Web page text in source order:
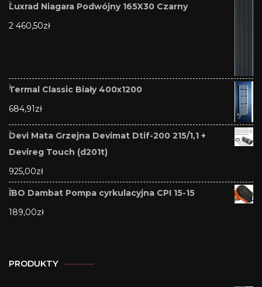
Luxrad Niagara Podwójny 165X30 Czarny
2 460,50zł
Termal Classic Biały 400x1200
684,91zł
Devi Mata Grzejna Devimat Dtif-200 215/1,1 +
Devireg Touch (d201t)
925,00zł
IBO Dambat Pompa cyrkulacyjna CPI 15-15
189,00zł
PRODUKTY